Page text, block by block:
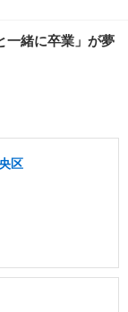
一緒に卒業」が夢
区